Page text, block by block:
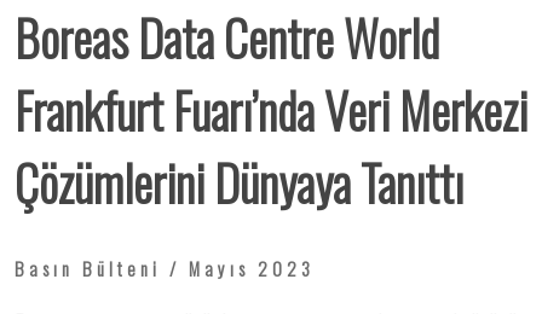
Boreas Data Centre World
Frankfurt Fuarı’nda Veri Merkezi
Çözümlerini Dünyaya Tanıttı
Basın Bülteni / Mayıs 2023